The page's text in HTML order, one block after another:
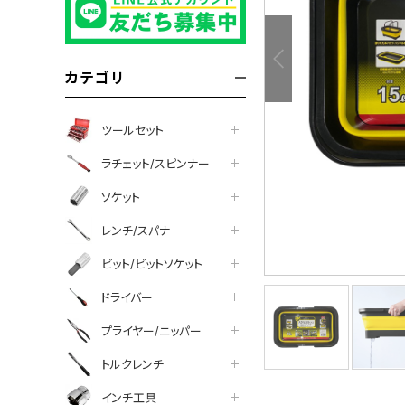
カテゴリ
ツールセット
ラチェット/スピンナー
ソケット
レンチ/スパナ
ビット/ビットソケット
ドライバー
プライヤー/ニッパー
トルクレンチ
インチ工具